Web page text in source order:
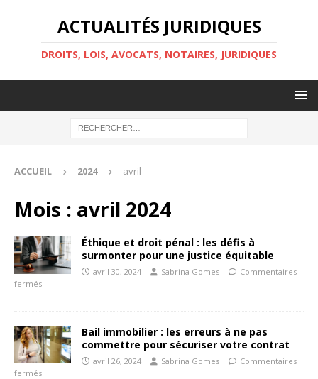
ACTUALITÉS JURIDIQUES
DROITS, LOIS, AVOCATS, NOTAIRES, JURIDIQUES
ACCUEIL 2024 avril
Mois : avril 2024
Éthique et droit pénal : les défis à
surmonter pour une justice équitable
avril 30, 2024 Sabrina Gomes
Commentaires
fermés
Bail immobilier : les erreurs à ne pas
commettre pour sécuriser votre contrat
avril 26, 2024 Sabrina Gomes
Commentaires
fermés